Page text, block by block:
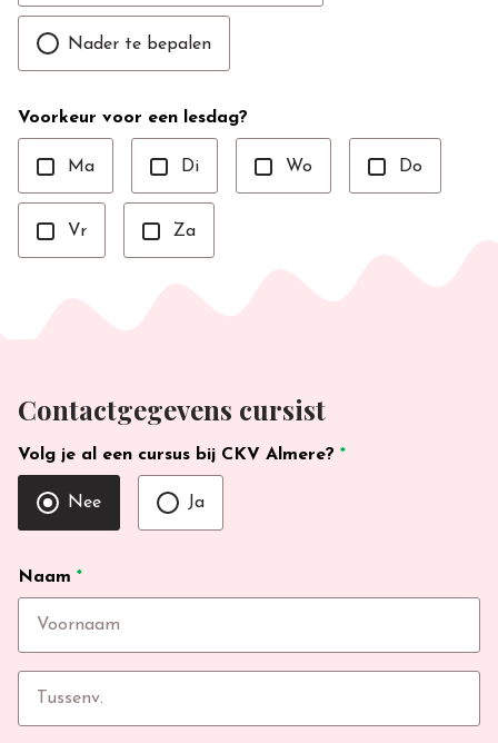
Nader te bepalen
Voorkeur voor een lesdag?
Ma Di Wo Do
Vr Za
Contactgegevens cursist
Volg je al een cursus bij CKV Almere? *
Nee Ja
Naam *